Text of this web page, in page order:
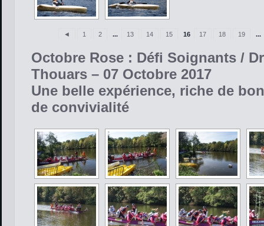
◄ 1 2 ... 13 14 15 16 17 18 19 ...
Octobre Rose : Défi Soignants /
Thouars – 07 Octobre 2017
Une belle expérience, riche de
de convivialité